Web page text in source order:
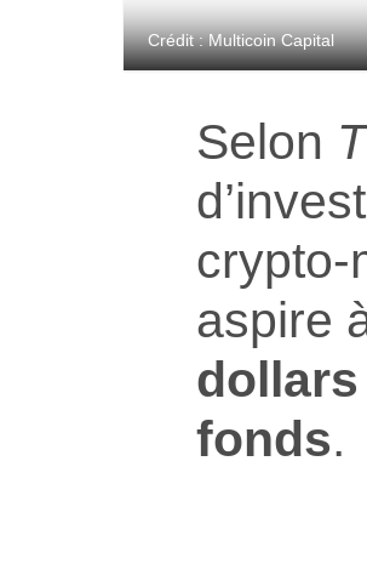
Crédit : Multicoin Capital
Selon
crypto-
aspire
dollars
fonds.